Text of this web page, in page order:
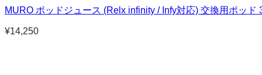
MURO ポッドジュース (Relx infinity / Infy対応) 交換用ポッド
¥14,250